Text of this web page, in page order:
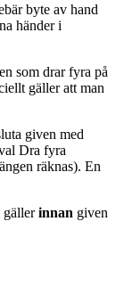
byte av hand
händer i
som drar fyra på
gäller att man
given med
Dra fyra
räknas). En
gällerinnan given